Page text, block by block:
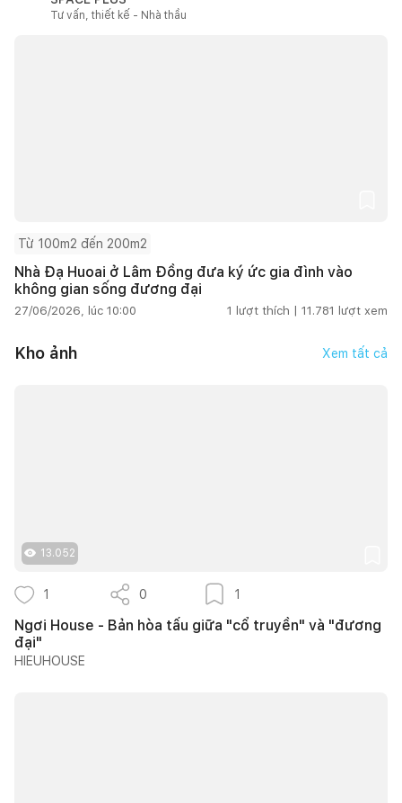
Tư vấn, thiết kế - Nhà thầu
Từ 100m2 đến 200m2
Nhà Đạ Huoai ở Lâm Đồng đưa ký ức gia đình vào
không gian sống đương đại
27/06/2026, lúc 10:00 1 lượt thích | 11.781 lượt xem
Kho ảnh Xem tất cả
13.052
1 0 1
Ngơi House - Bản hòa tấu giữa "cổ truyền" và "đương
đại"
HIEUHOUSE